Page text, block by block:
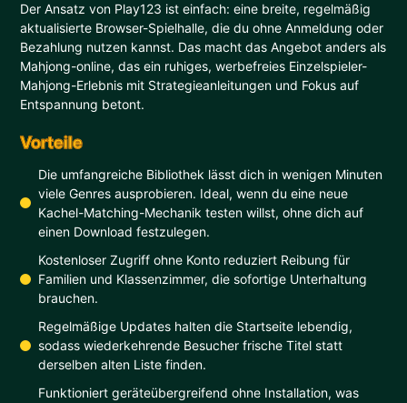
Der Ansatz von Play123 ist einfach: eine breite, regelmäßig
aktualisierte Browser-Spielhalle, die du ohne Anmeldung oder
Bezahlung nutzen kannst. Das macht das Angebot anders als
Mahjong-online, das ein ruhiges, werbefreies Einzelspieler-
Mahjong-Erlebnis mit Strategieanleitungen und Fokus auf
Entspannung betont.
Vorteile
Die umfangreiche Bibliothek lässt dich in wenigen Minuten
viele Genres ausprobieren. Ideal, wenn du eine neue
Kachel-Matching-Mechanik testen willst, ohne dich auf
einen Download festzulegen.
Kostenloser Zugriff ohne Konto reduziert Reibung für
Familien und Klassenzimmer, die sofortige Unterhaltung
brauchen.
Regelmäßige Updates halten die Startseite lebendig,
sodass wiederkehrende Besucher frische Titel statt
derselben alten Liste finden.
Funktioniert geräteübergreifend ohne Installation, was